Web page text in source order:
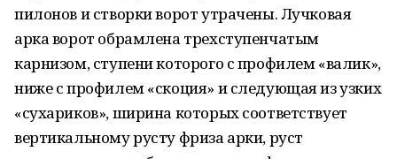
пилонов и створки ворот утрачены. Лучковая
арка ворот обрамлена трехступенчатым
карнизом, ступени которого с профилем «валик»,
ниже с профилем «скоция» и следующая из узких
«сухариков», ширина которых соответствует
вертикальному русту фриза арки, руст